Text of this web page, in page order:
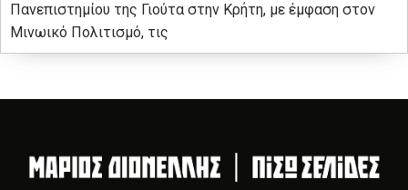
Πανεπιστημίου της Γιούτα στην Κρήτη, με έμφαση στον
Μινωικό Πολιτισμό, τις